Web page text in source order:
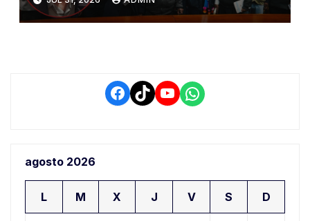
conflictos de interés y
retrasos
Facebook
TikTokYouTube
WhatsApp
agosto 2026
L M X J V S D